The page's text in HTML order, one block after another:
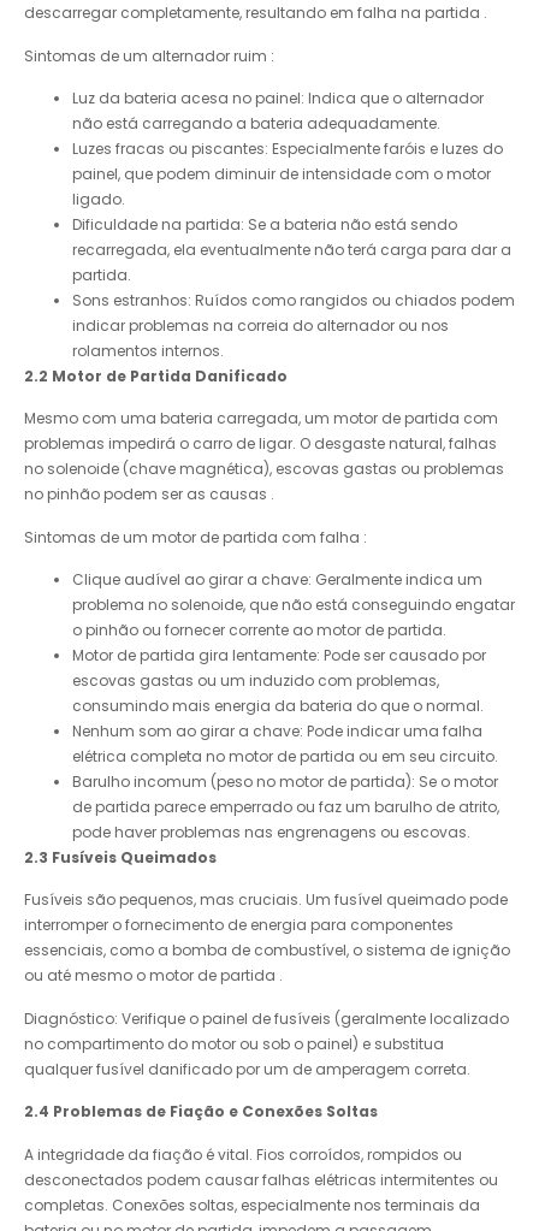
descarregar completamente, resultando em falha na partida .
Sintomas de um alternador ruim :
Luz da bateria acesa no painel: Indica que o alternador
não está carregando a bateria adequadamente.
Luzes fracas ou piscantes: Especialmente faróis e luzes do
painel, que podem diminuir de intensidade com o motor
ligado.
Dificuldade na partida: Se a bateria não está sendo
recarregada, ela eventualmente não terá carga para dar a
partida.
Sons estranhos: Ruídos como rangidos ou chiados podem
indicar problemas na correia do alternador ou nos
rolamentos internos.
2.2 Motor de Partida Danificado
Mesmo com uma bateria carregada, um motor de partida com
problemas impedirá o carro de ligar. O desgaste natural, falhas
no solenoide (chave magnética), escovas gastas ou problemas
no pinhão podem ser as causas .
Sintomas de um motor de partida com falha :
Clique audível ao girar a chave: Geralmente indica um
problema no solenoide, que não está conseguindo engatar
o pinhão ou fornecer corrente ao motor de partida.
Motor de partida gira lentamente: Pode ser causado por
escovas gastas ou um induzido com problemas,
consumindo mais energia da bateria do que o normal.
Nenhum som ao girar a chave: Pode indicar uma falha
elétrica completa no motor de partida ou em seu circuito.
Barulho incomum (peso no motor de partida): Se o motor
de partida parece emperrado ou faz um barulho de atrito,
pode haver problemas nas engrenagens ou escovas.
2.3 Fusíveis Queimados
Fusíveis são pequenos, mas cruciais. Um fusível queimado pode
interromper o fornecimento de energia para componentes
essenciais, como a bomba de combustível, o sistema de ignição
ou até mesmo o motor de partida .
Diagnóstico: Verifique o painel de fusíveis (geralmente localizado
no compartimento do motor ou sob o painel) e substitua
qualquer fusível danificado por um de amperagem correta.
2.4 Problemas de Fiação e Conexões Soltas
A integridade da fiação é vital. Fios corroídos, rompidos ou
desconectados podem causar falhas elétricas intermitentes ou
completas. Conexões soltas, especialmente nos terminais da